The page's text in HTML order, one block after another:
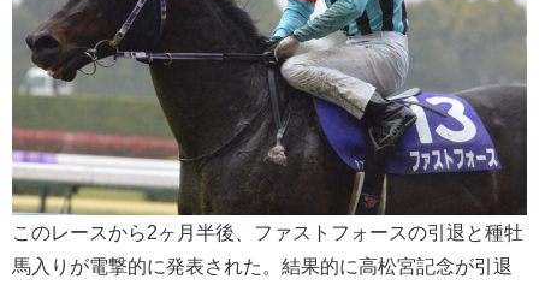
このレースから2ヶ月半後、ファストフォースの引退と種牡
馬入りが電撃的に発表された。結果的に高松宮記念が引退